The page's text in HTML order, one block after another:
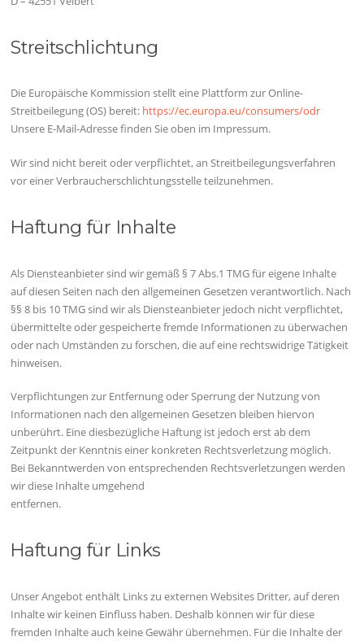
Streitschlichtung
Die Europäische Kommission stellt eine Plattform zur Online-
Streitbeilegung (OS) bereit: https://ec.europa.eu/consumers/odr
Unsere E-Mail-Adresse finden Sie oben im Impressum.
Wir sind nicht bereit oder verpflichtet, an Streitbeilegungsverfahren
vor einer Verbraucherschlichtungsstelle teilzunehmen.
Haftung für Inhalte
Als Diensteanbieter sind wir gemäß § 7 Abs.1 TMG für eigene Inhalte
auf diesen Seiten nach den allgemeinen Gesetzen verantwortlich. Nach
§§ 8 bis 10 TMG sind wir als Diensteanbieter jedoch nicht verpflichtet,
übermittelte oder gespeicherte fremde Informationen zu überwachen
oder nach Umständen zu forschen, die auf eine rechtswidrige Tätigkeit
hinweisen.
Verpflichtungen zur Entfernung oder Sperrung der Nutzung von
Informationen nach den allgemeinen Gesetzen bleiben hiervon
unberührt. Eine diesbezügliche Haftung ist jedoch erst ab dem
Zeitpunkt der Kenntnis einer konkreten Rechtsverletzung möglich.
Bei Bekanntwerden von entsprechenden Rechtsverletzungen werden
wir diese Inhalte umgehend
entfernen.
Haftung für Links
Unser Angebot enthält Links zu externen Websites Dritter, auf deren
Inhalte wir keinen Einfluss haben. Deshalb können wir für diese
fremden Inhalte auch keine Gewähr übernehmen. Für die Inhalte der